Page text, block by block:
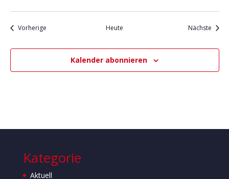
VorherigeVeranstaltungen Heute Nächste
Kalender abonnieren
Kategorie
Aktuell